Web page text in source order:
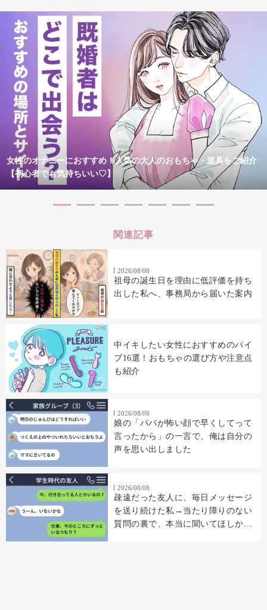
女性のオナニーにおすすめ！人気の大人のおもちゃ・道具をご紹介
【初心者でも気持ちいい♡】
関連記事
2026/08/08
祖母の誕生日を理由に低評価を持ち
出した私へ、事務局から届いた案内
中イキしたい女性におすすめのバイ
ブ16選！おもちゃの選び方や注意点
も紹介
2026/08/08
娘の「パパが怖い顔で早くしてって
言ったから」の一言で、俺は自分の
声を思い出しました
2026/08/08
疎遠だった友人に、毎日メッセージ
を送り続けた私→当たり障りのない
質問の裏で、本当に聞いてほしかっ